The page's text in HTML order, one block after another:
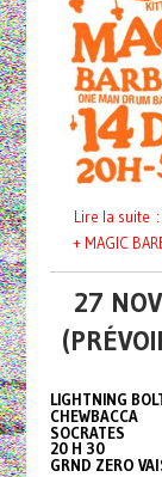
Lire la suite :
+ MAGIC
27
LIGHTNING
CHEWBACCA
SOCRATES
20 H 30
GRND ZERO